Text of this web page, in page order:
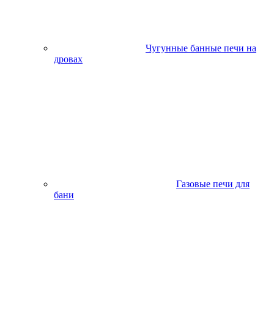
Чугунные банные печи на
дровах
Газовые печи для
бани